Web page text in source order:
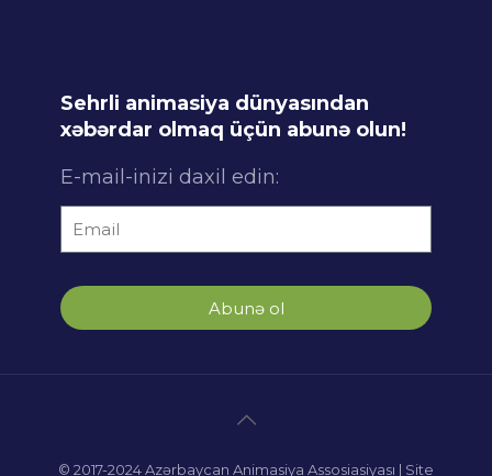
Sehrli animasiya dünyasından
xəbərdar olmaq üçün abunə olun!
E-mail-inizi daxil edin:
Abunə ol
© 2017-2024 Azərbaycan Animasiya Assosiasiyası | Site